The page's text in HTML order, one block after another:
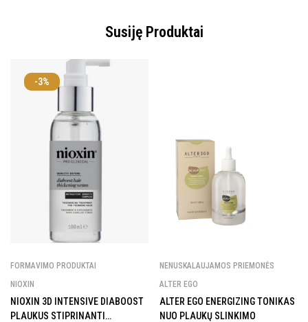
Susiję Produktai
-3%
FORMAVIMO PRODUKTAI
NIOXIN
NIOXIN 3D INTENSIVE DIABOOST
PLAUKUS STIPRINANTI
NENUSKALAUJAMOS PRIEMONĖS
ALTER EGO
ALTER EGO ENERGIZING TONIKAS
NUO PLAUKŲ SLINKIMO